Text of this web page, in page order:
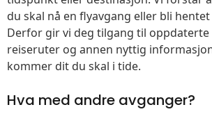
du skal nå en flyavgang eller bli
Derfor gir vi deg tilgang til oppdaterte
reiseruter og annen nyttig
kommer dit du skal i tide.
Hva med andre avganger?